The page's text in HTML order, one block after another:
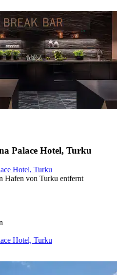
Palace Hotel, Turku
Hotel, Turku
Hafen von Turku entfernt
Hotel, Turku